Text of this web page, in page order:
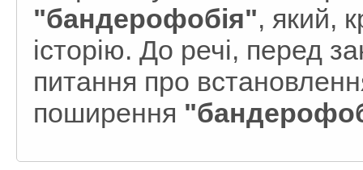
"бандерофобія", який,
історію. До речі, перед
питання про
поширення